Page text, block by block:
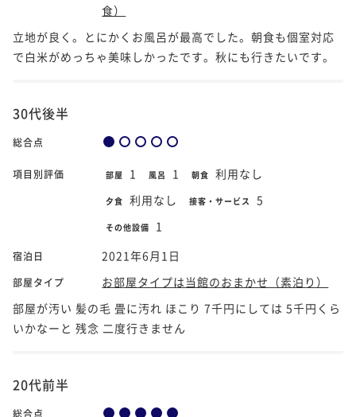
食）
立地が良く。とにかくお風呂が最高でした。朝食も個室対応
で白米がめっちゃ美味しかったです。秋にも行きたいです。
30代後半
総合点
項目別評価 部屋 1 風呂 1 朝食 利用なし
夕食 利用なし 接客・サービス 5
その他設備 1
宿泊日 2021年6月1日
部屋タイプ
お部屋タイプは当館のおまかせ（素泊り）
部屋が汚い 髪の毛 畳に汚れ ほこり 7千円にしては 5千円くら
いかなーと 残念 二度行きません
20代前半
総合点